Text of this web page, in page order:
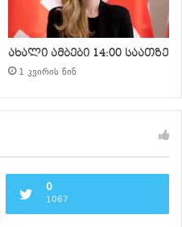
ახალი ამბები 14:00 საათზე
1 კვირის წინ
0
1067